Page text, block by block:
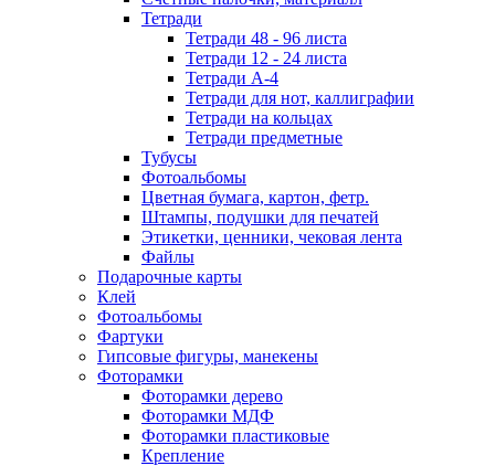
Тетради
Тетради 48 - 96 листа
Тетради 12 - 24 листа
Тетради А-4
Тетради для нот, каллиграфии
Тетради на кольцах
Тетради предметные
Тубусы
Фотоальбомы
Цветная бумага, картон, фетр.
Штампы, подушки для печатей
Этикетки, ценники, чековая лента
Файлы
Подарочные карты
Клей
Фотоальбомы
Фартуки
Гипсовые фигуры, манекены
Фоторамки
Фоторамки дерево
Фоторамки МДФ
Фоторамки пластиковые
Крепление